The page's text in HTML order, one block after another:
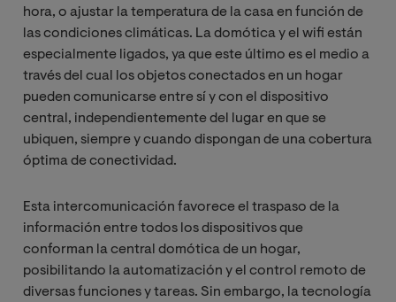
hora, o ajustar la temperatura de la casa en función de
las condiciones climáticas. La domótica y el wifi están
especialmente ligados, ya que este último es el medio a
través del cual los objetos conectados en un hogar
pueden comunicarse entre sí y con el dispositivo
central, independientemente del lugar en que se
ubiquen, siempre y cuando dispongan de una cobertura
óptima de conectividad.
Esta intercomunicación favorece el traspaso de la
información entre todos los dispositivos que
conforman la central domótica de un hogar,
posibilitando la automatización y el control remoto de
diversas funciones y tareas. Sin embargo, la tecnología